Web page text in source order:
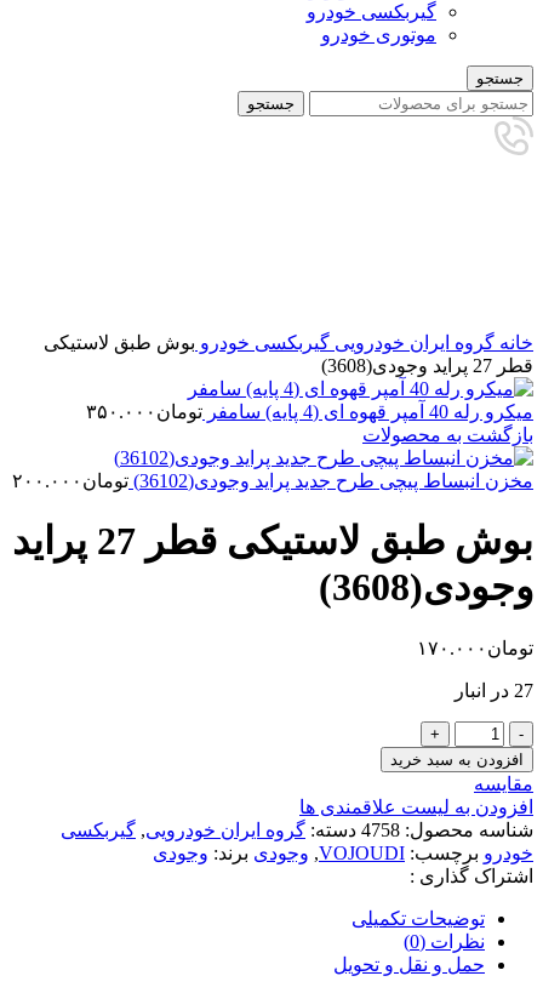
گیربکسی خودرو
موتوری خودرو
جستجو
جستجو
خانه گروه ایران خودرویی گیربکسی خودرو بوش طبق لاستیکی
قطر 27 پراید وجودی(3608)
میکرو رله 40 آمپر قهوه ای (4 پایه) سامفر تومان ۳۵۰.۰۰۰
بازگشت به محصولات
مخزن انبساط پیچی طرح جدید پراید وجودی(36102) تومان ۲۰۰.۰۰۰
بوش طبق لاستیکی قطر 27 پراید
وجودی(3608)
تومان ۱۷۰.۰۰۰
27 در انبار
بوش
طبق
لاستیکی
قطر
27
وجودی(3608)
عدد
افزودن به سبد خرید
مقایسه
افزودن به لیست علاقمندی ها
شناسه محصول: 4758 دسته: گروه ایران خودرویی, گیربکسی
خودرو برچسب: VOJOUDI
, وجودی برند: وجودی
اشتراک گذاری :
توضیحات تکمیلی
نظرات (0)
حمل و نقل و تحویل